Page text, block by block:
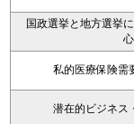
国政選挙と地方選挙
私的医療保険需
潜在的ビジネス